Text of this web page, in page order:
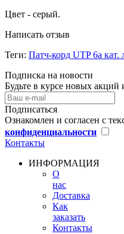
Цвет - серый.
Написать отзыв
Теги: Патч-корд UTP 6а
Подписка на новости
Будьте в курсе новых
Подписаться
Ознакомлен и согласен с
конфиденциальности
Контакты
ИНФОРМАЦИЯ
О
нас
Доставка
Как
заказать
Контакты